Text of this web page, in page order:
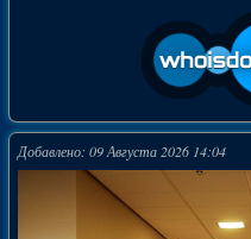
Добавлено: 09 Августа 2026 14:04